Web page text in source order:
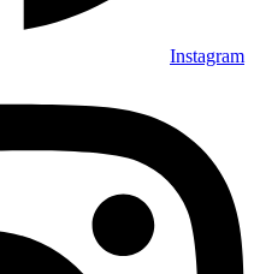
Instagram